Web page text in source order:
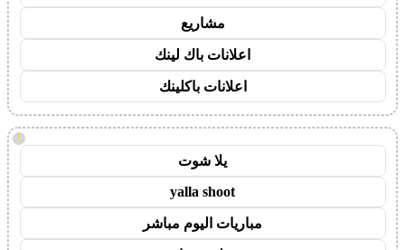
مشاريع
اعلانات باك لينك
اعلانات باكلينك
!
يلا شوت
yalla shoot
مباريات اليوم مباشر